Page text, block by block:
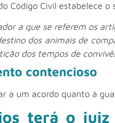
Código Civil estabelece o
a que se referem os
dos animais de
dos tempos de
contencioso
a um acordo quanto à
terá o